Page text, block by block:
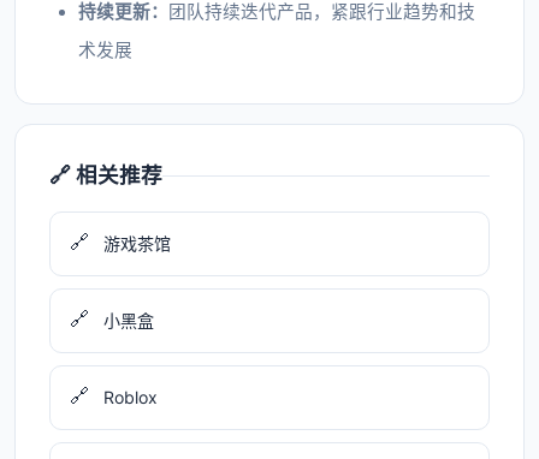
持续更新：
团队持续迭代产品，紧跟行业趋势和技
术发展
🔗 相关推荐
🔗 游戏茶馆
🔗 小黑盒
🔗 Roblox